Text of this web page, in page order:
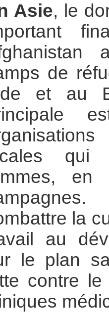
Asie, le
de
et au
en
la
au
le plan
contre